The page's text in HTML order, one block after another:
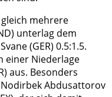
mehrere
unterlag dem
(GER) 0.5:1.5.
einer Niederlage
aus. Besonders
Abdusattorov